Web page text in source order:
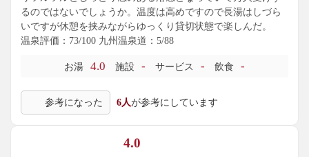
るのではないでしょうか。温度は高めですので長湯はしづら
いですが休憩を挟みながらゆっくり貸切状態で楽しんだ。
温泉評価：73/100 九州温泉道：5/88
お湯 4.0 施設 - サービス - 飲食 -
参考になった 6人が参考にしています
4.0